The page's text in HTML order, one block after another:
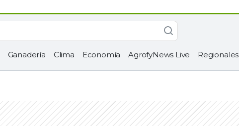
Ganadería Clima Economía AgrofyNews Live Regionales